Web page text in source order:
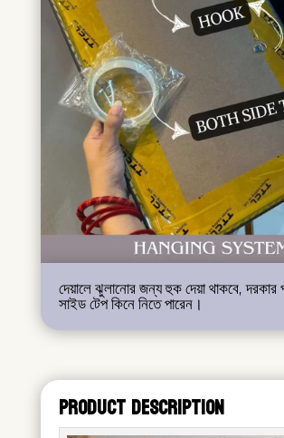
দেয়ালে ঝুলানোর জন্য হুক দেয়া থাকবে,
সাইড টেপ কিনে নিতে পারেন।
PRODUCT DESCRIPTION